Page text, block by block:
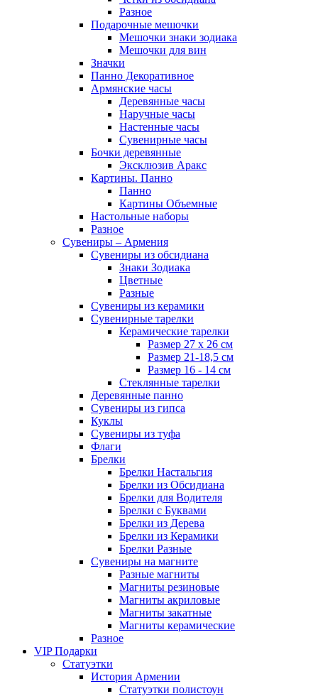
Разное
Подарочные мешочки
Мешочки знаки зодиака
Мешочки для вин
Значки
Панно Декоративное
Армянские часы
Деревянные часы
Наручные часы
Настенные часы
Сувенирные часы
Бочки деревянные
Эксклюзив Аракс
Картины. Панно
Панно
Картины Объемные
Настольные наборы
Разное
Сувениры – Армения
Сувениры из обсидиана
Знаки Зодиака
Цветные
Разные
Сувениры из керамики
Сувенирные тарелки
Керамические тарелки
Размер 27 х 26 см
Размер 21-18,5 см
Размер 16 - 14 см
Стеклянные тарелки
Деревянные панно
Сувениры из гипса
Куклы
Сувениры из туфа
Флаги
Брелки
Брелки Настальгия
Брелки из Обсидиана
Брелки для Водителя
Брелки с Буквами
Брелки из Дерева
Брелки из Керамики
Брелки Разные
Сувениры на магните
Разные магниты
Магниты резиновые
Магниты акриловые
Магниты закатные
Магниты керамические
Разное
VIP Подарки
Статуэтки
История Армении
Статуэтки полистоун